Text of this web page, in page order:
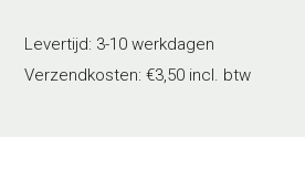
Levertijd: 3-10 werkdagen
Verzendkosten: €3,50 incl. btw